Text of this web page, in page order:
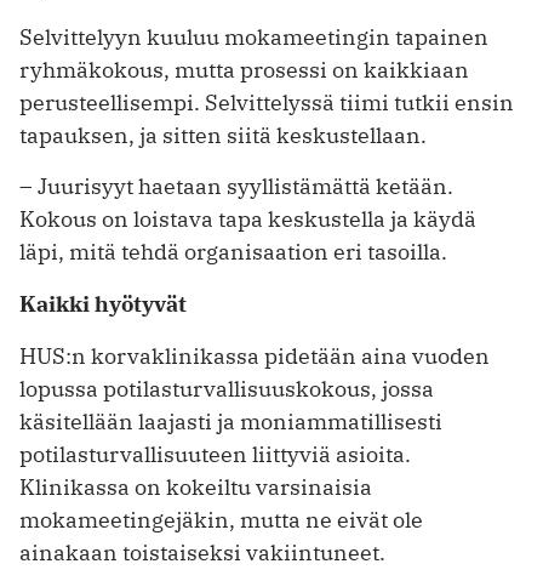
Selvittelyyn kuuluu mokameetingin tapainen
ryhmäkokous, mutta prosessi on kaikkiaan
perusteellisempi. Selvittelyssä tiimi tutkii ensin
tapauksen, ja sitten siitä keskustellaan.
– Juurisyyt haetaan syyllistämättä ketään.
Kokous on loistava tapa keskustella ja käydä
läpi, mitä tehdä organisaation eri tasoilla.
Kaikki hyötyvät
HUS:n korvaklinikassa pidetään aina vuoden
lopussa potilasturvallisuusko­kous, jossa
käsitellään laajasti ja moni­ammatillisesti
potilasturvallisuuteen liittyviä asioita.
Klinikassa on kokeiltu varsinaisia
mokameetingejäkin, mutta ne eivät ole
ainakaan toistaiseksi vakiintuneet.